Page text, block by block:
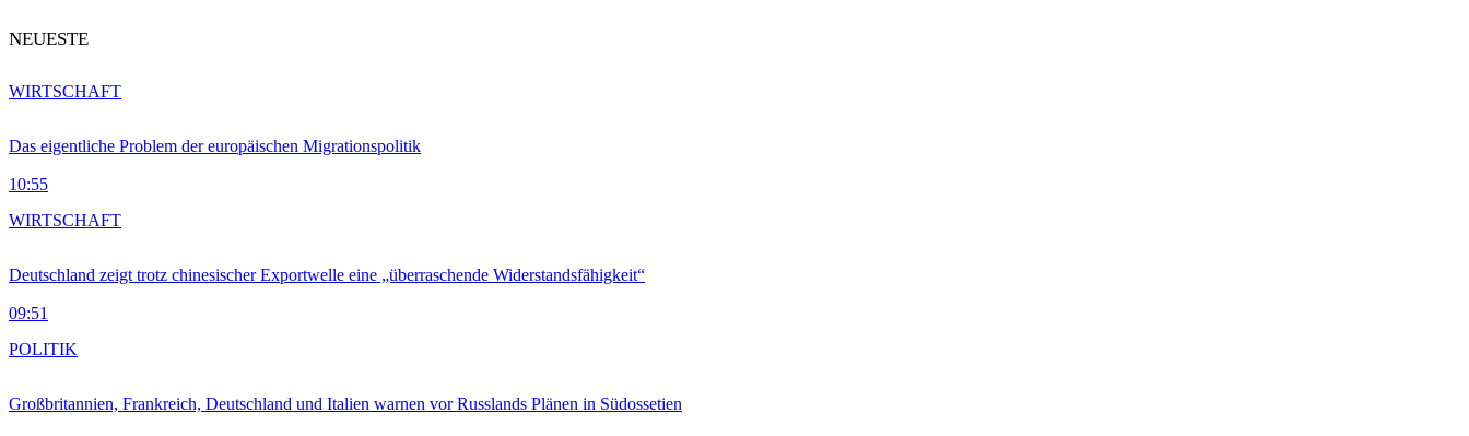
NEUESTE
Das eigentliche Problem der europäischen Migrationspolitik
10:55
WIRTSCHAFT
Deutschland zeigt trotz chinesischer Exportwelle eine „überraschende Widerstandsfähigkeit“
09:51
WIRTSCHAFT
Großbritannien, Frankreich, Deutschland und Italien warnen vor Russlands Plänen in Südossetien
POLITIK